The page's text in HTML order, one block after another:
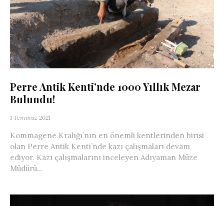
Perre Antik Kenti’nde 1000 Yıllık Mezar
Bulundu!
1 Temmuz 2021
Kommagene Kralığı’nın en önemli kentlerinden birisi
olan Perre Antik Kenti’nde kazı çalışmaları devam
ediyor. Kazı çalışmalarını inceleyen Adıyaman Müze
Müdürü...